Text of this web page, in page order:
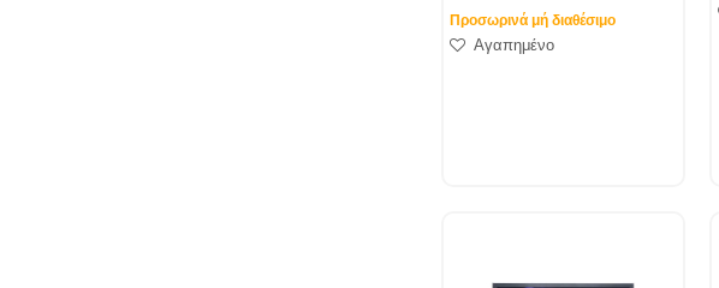
Προσωρινά μή διαθέσιμο
Αγαπημένο